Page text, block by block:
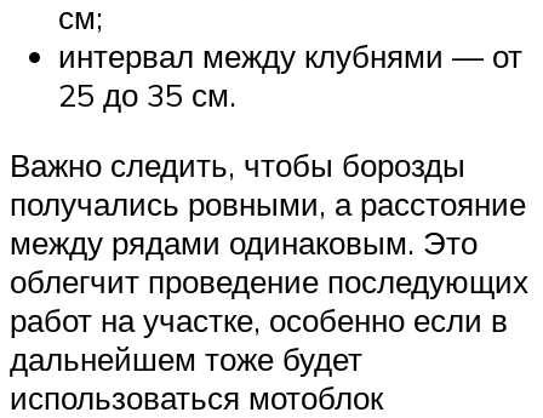
см;
интервал между клубнями — от
25 до 35 см.
Важно следить, чтобы борозды
получались ровными, а расстояние
между рядами одинаковым. Это
облегчит проведение последующих
работ на участке, особенно если в
дальнейшем тоже будет
использоваться мотоблок